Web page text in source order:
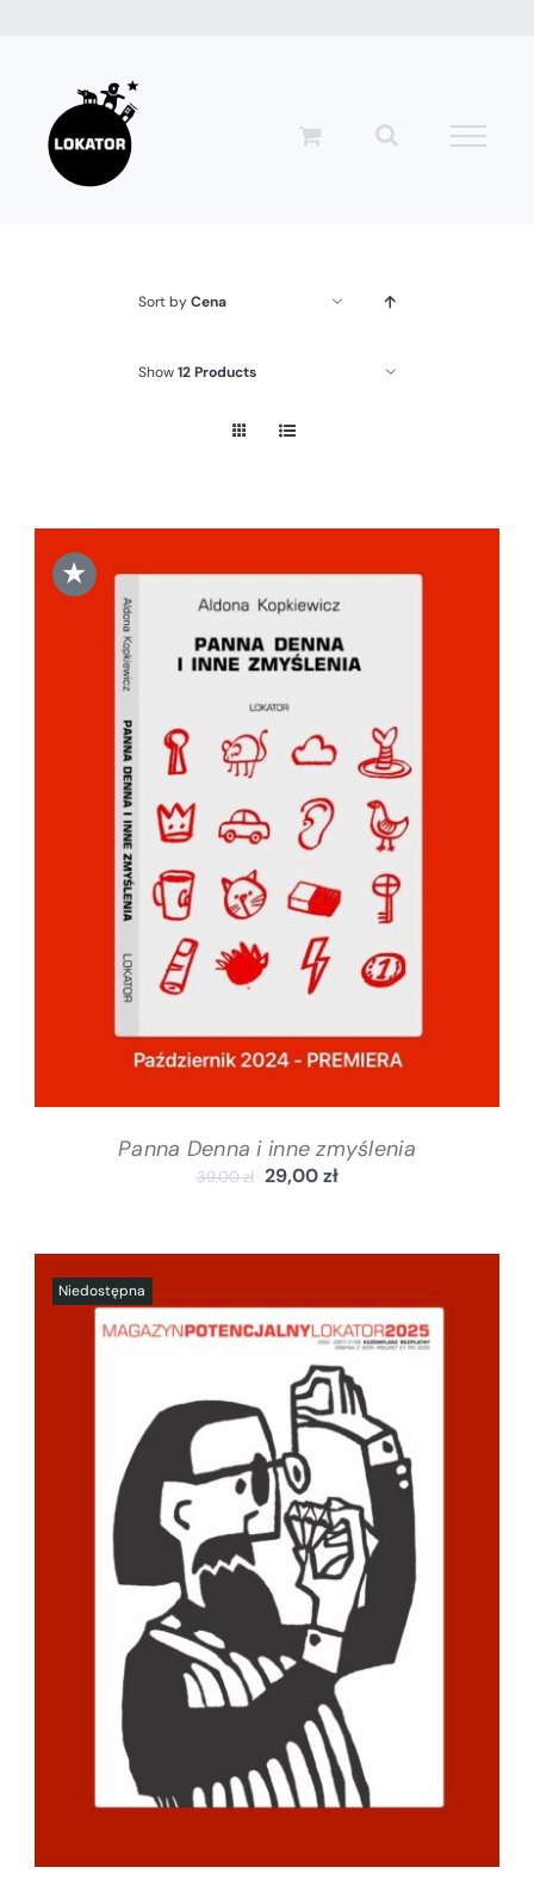
zawartości
Sort byCena
Show12 Products
★
DODAJ DO KOSZYKA SZCZEGÓŁY
Panna Denna i inne zmyślenia
39,00zł 29,00zł
SZCZEGÓŁY